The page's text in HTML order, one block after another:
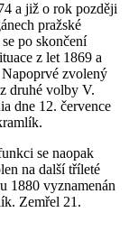
a již o rok později
pražské
po skončení
z let 1869 a
zvolený
druhé volby V.
dne 12. července
se naopak
na další tříleté
1880 vyznamenán
Zemřel 21.